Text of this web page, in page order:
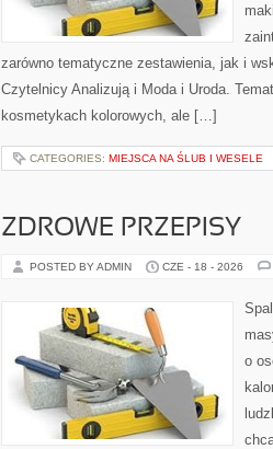
zarówno tematyczne zestawienia, jak i
Czytelnicy Analizują i Moda i Uroda.
kosmetykach kolorowych, ale […]
CATEGORIES: MIEJSCA NA ŚLUB I WESELE
ZDROWE PRZEPISY
POSTED BY ADMIN CZE - 18 - 2026
o